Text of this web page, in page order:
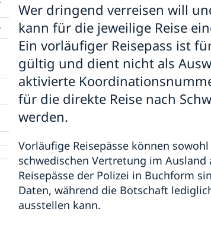
Wer dringend verreisen will
kann für die jeweilige Reise
Ein vorläufiger Reisepass ist
gültig und dient nicht als
aktivierte
für die direkte Reise nach
werden.
Vorläufige Reisepässe können
schwedischen Vertretung im
Reisepässe der Polizei in Buchform
Daten, während die Botschaft
ausstellen kann.